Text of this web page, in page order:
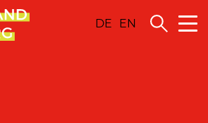
DE EN